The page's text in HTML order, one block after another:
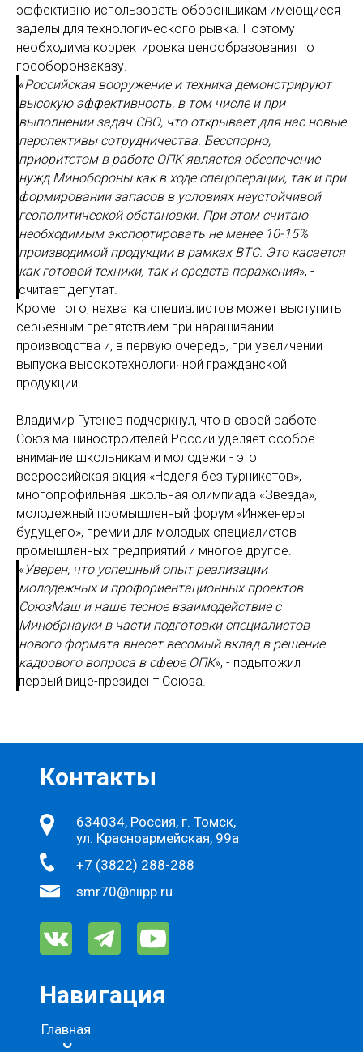
эффективно использовать оборонщикам имеющиеся
заделы для технологического рывка. Поэтому
необходима корректировка ценообразования по
гособоронзаказу.
«Российская вооружение и техника демонстрируют
высокую эффективность, в том числе и при
выполнении задач СВО, что открывает для нас новые
перспективы сотрудничества. Бесспорно,
приоритетом в работе ОПК является обеспечение
нужд Минобороны как в ходе спецоперации, так и при
формировании запасов в условиях неустойчивой
геополитической обстановки. При этом считаю
необходимым экспортировать не менее 10-15%
производимой продукции в рамках ВТС. Это касается
как готовой техники, так и средств поражения», -
считает депутат.
Кроме того, нехватка специалистов может выступить
серьезным препятствием при наращивании
производства и, в первую очередь, при увеличении
выпуска высокотехнологичной гражданской
продукции.
Владимир Гутенев подчеркнул, что в своей работе
Союз машиностроителей России уделяет особое
внимание школьникам и молодежи - это
всероссийская акция «Неделя без турникетов»,
многопрофильная школьная олимпиада «Звезда»,
молодежный промышленный форум «Инженеры
будущего», премии для молодых специалистов
промышленных предприятий и многое другое.
«Уверен, что успешный опыт реализации
молодежных и профориентационных проектов
СоюзМаш и наше тесное взаимодействие с
Минобрнауки в части подготовки специалистов
нового формата внесет весомый вклад в решение
кадрового вопроса в сфере ОПК», - подытожил
первый вице-президент Союза.
634034, Россия, г. Томск,
ул. Красноармейская, 99а
+7 (3822) 288-288
smr70@niipp.ru
Контакты
О
Навигация
Главная